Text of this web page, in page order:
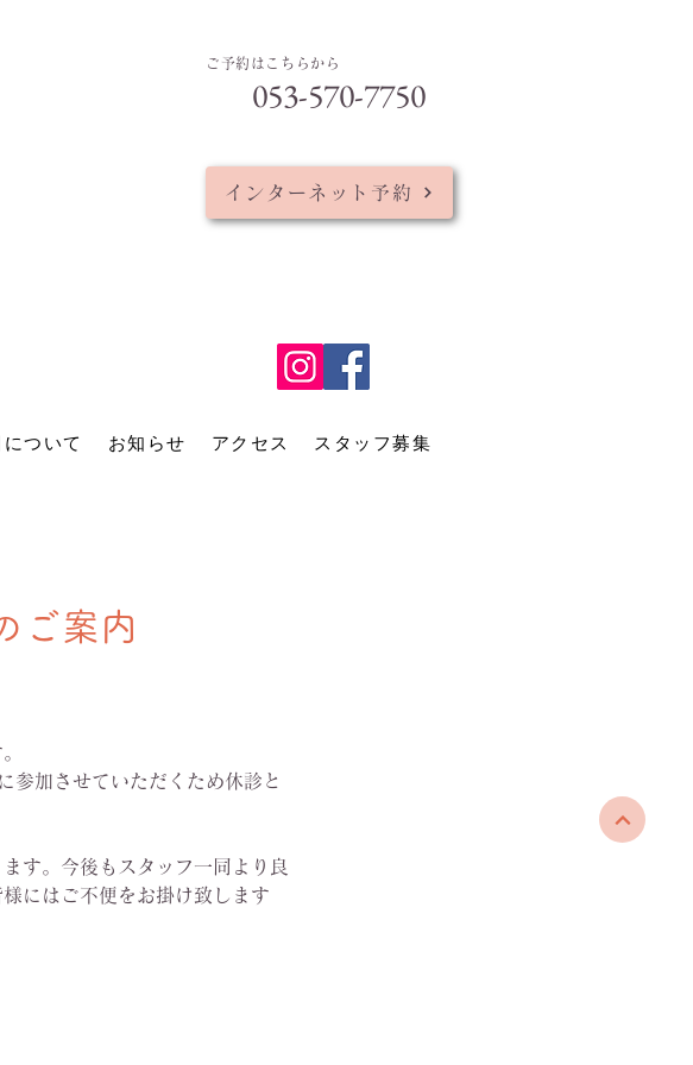
ご予約はこちらから
053-570-7750
インターネット予約
ついて お知らせ アクセス スタッフ募集
ご案内
参加させていただくため休診と
す。今後もスタッフ一同より良
にはご不便をお掛け致します